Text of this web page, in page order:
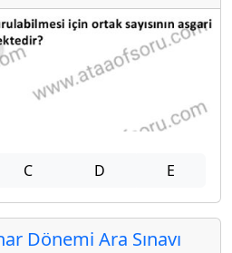
C D E
Dönemi Ara Sınavı